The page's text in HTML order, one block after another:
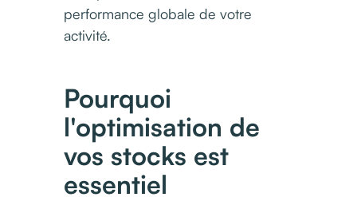
performance globale de votre
activité.
Pourquoi
l'optimisation de
vos stocks est
essentiel